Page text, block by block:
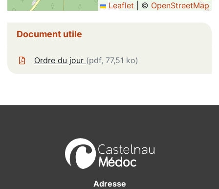
Leaflet © OpenStreetMap
Informations complémentaires
Document utile
Ordre du jour (pdf, 77,51 ko)
Adresse